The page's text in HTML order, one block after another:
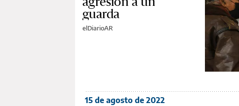
guarda
elDiarioAR
15 de agosto de 2022